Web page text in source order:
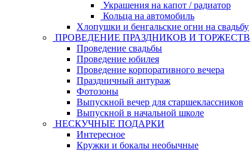
Украшения на капот / радиатор
Кольца на автомобиль
Хлопушки и бенгальские огни на свадьбу
ПРОВЕДЕНИЕ ПРАЗДНИКОВ И ТОРЖЕСТВ
Проведение свадьбы
Проведение юбилея
Проведение корпоративного вечера
Праздничный антураж
Фотозоны
Выпускной вечер для старшеклассников
Выпускной в начальной школе
НЕСКУЧНЫЕ ПОДАРКИ
Интересное
Кружки и бокалы необычные